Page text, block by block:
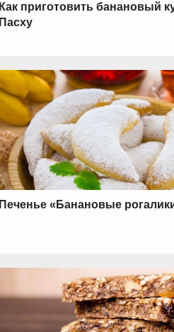
Как приготовить банановый
Пасху
Печенье «Банановые